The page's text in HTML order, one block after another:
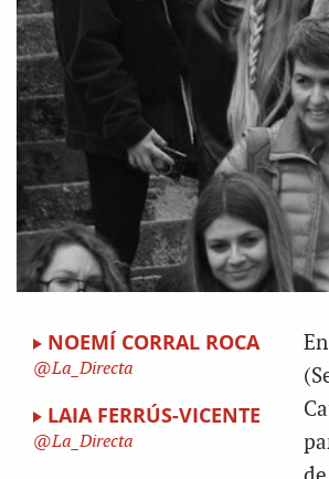
NOEMÍ CORRAL ROCA
La_Directa
LAIA FERRÚS-VICENTE
La_Directa